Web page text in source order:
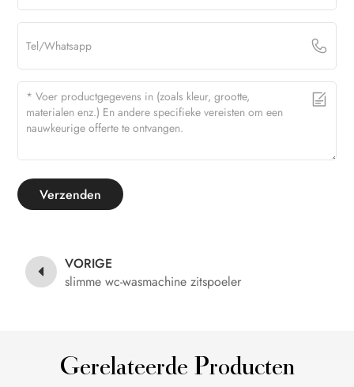
Verzenden
VORIGE
slimme wc-wasmachine zitspoeler
Gerelateerde Producten